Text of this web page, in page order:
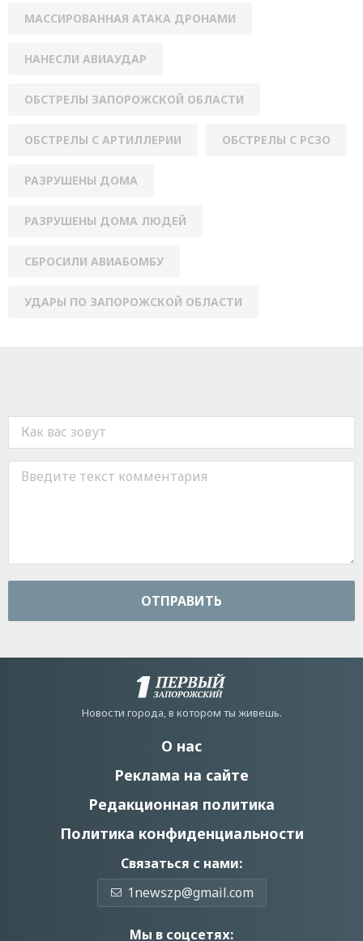
МАССИРОВАННАЯ АТАКА ДРОНАМИ
НАНЕСЛИ АВИАУДАР
ОБСТРЕЛЫ ЗАПОРОЖСКОЙ ОБЛАСТИ
ОБСТРЕЛЫ С АРТИЛЛЕРИИ ОБСТРЕЛЫ С РСЗО
РАЗРУШЕНЫ ДОМА
РАЗРУШЕНЫ ДОМА ЛЮДЕЙ
СБРОСИЛИ АВИАБОМБУ
УДАРЫ ПО ЗАПОРОЖСКОЙ ОБЛАСТИ
ОТПРАВИТЬ
Новости города, в котором ты живешь.
О нас
Реклама на сайте
Редакционная политика
Политика конфиденциальности
Связаться с нами:
1newszp@gmail.com
Мы в соцсетях: